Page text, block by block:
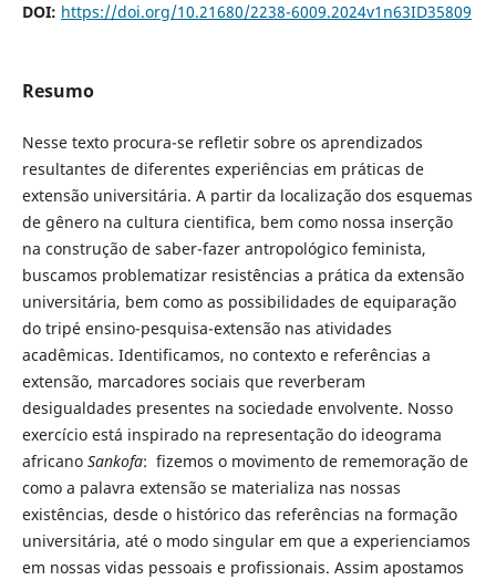
DOI: https://doi.org/10.21680/2238-6009.2024v1n63ID35809
Resumo
Nesse texto procura-se refletir sobre os aprendizados
resultantes de diferentes experiências em práticas de
extensão universitária. A partir da localização dos esquemas
de gênero na cultura cientifica, bem como nossa inserção
na construção de saber-fazer antropológico feminista,
buscamos problematizar resistências a prática da extensão
universitária, bem como as possibilidades de equiparação
do tripé ensino-pesquisa-extensão nas atividades
acadêmicas. Identificamos, no contexto e referências a
extensão, marcadores sociais que reverberam
desigualdades presentes na sociedade envolvente. Nosso
exercício está inspirado na representação do ideograma
africano Sankofa: fizemos o movimento de rememoração de
como a palavra extensão se materializa nas nossas
existências, desde o histórico das referências na formação
universitária, até o modo singular em que a experienciamos
em nossas vidas pessoais e profissionais. Assim apostamos